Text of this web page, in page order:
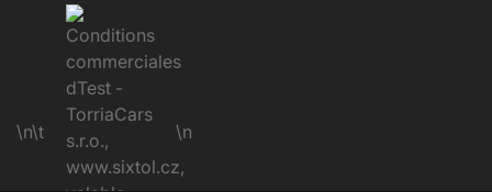
\n\t \n